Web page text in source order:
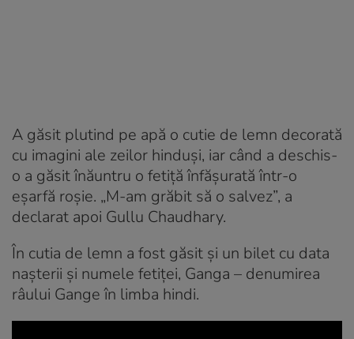
A găsit plutind pe apă o cutie de lemn decorată
cu imagini ale zeilor hinduși, iar când a deschis-
o a găsit înăuntru o fetiță înfășurată într-o
eșarfă roșie. „M-am grăbit să o salvez”, a
declarat apoi Gullu Chaudhary.
În cutia de lemn a fost găsit și un bilet cu data
nașterii și numele fetiței, Ganga – denumirea
râului Gange în limba hindi.